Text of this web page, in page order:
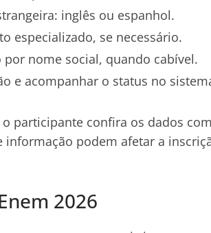
inglês ou espanhol.
especializado, se necessário.
nome social, quando cabível.
e acompanhar o status no
participante confira os dados
podem afetar a
2026